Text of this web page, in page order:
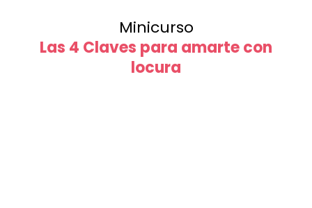
Minicurso
Las 4 Claves para amarte con
locura